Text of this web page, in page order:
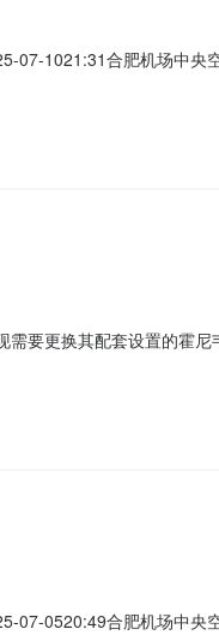
1021:31合肥机场中
要更换其配套设置的霍
0520:49合肥机场中